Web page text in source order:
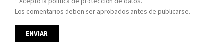
Los comentarios deben ser aprobados antes de publicarse.